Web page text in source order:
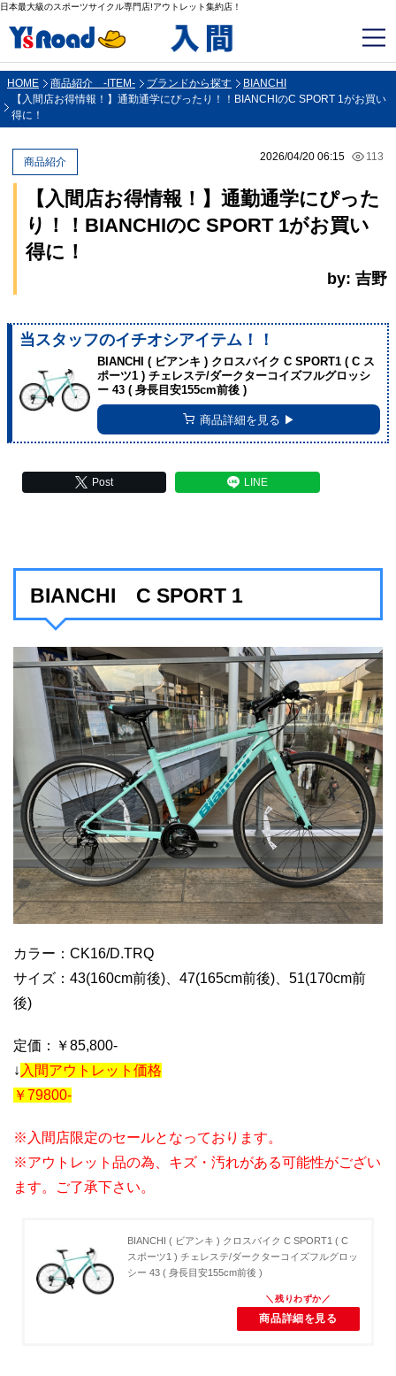
日本最大級のスポーツサイクル専門店!アウトレット集約店！
HOME 商品紹介 -ITEM- ブランドから探す
BIANCHI
【入間店お得情報！】通勤通学にぴったり！！BIANCHIのC SPORT 1がお買い
得に！
2026/04/20 06:15 113
商品紹介
【入間店お得情報！】通勤通学にぴった
り！！BIANCHIのC SPORT 1がお買い
得に！
by: 吉野
当スタッフのイチオシアイテム！！
BIANCHI ( ビアンキ ) クロスバイク C SPORT1 ( C ス
ポーツ1 ) チェレステ/ダークターコイズフルグロッシ
ー 43 ( 身長目安155cm前後 )
商品詳細を見る ▶︎
Post LINE
BIANCHI C SPORT 1
カラー：CK16/D.TRQ
サイズ：43(160cm前後)、47(165cm前後)、51(170cm前
後)
定価：￥85,800-
↓ 入間アウトレット価格
￥79800-
※入間店限定のセールとなっております。
※アウトレット品の為、キズ・汚れがある可能性がござい
ます。ご了承下さい。
BIANCHI ( ビアンキ ) クロスバイク C SPORT1 ( C
スポーツ1 ) チェレステ/ダークターコイズフルグロッ
シー 43 ( 身長目安155cm前後 )
商品詳細を見る